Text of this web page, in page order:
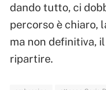
dando tutto, ci
percorso è chiaro,
ma non definitiva,
ripartire.